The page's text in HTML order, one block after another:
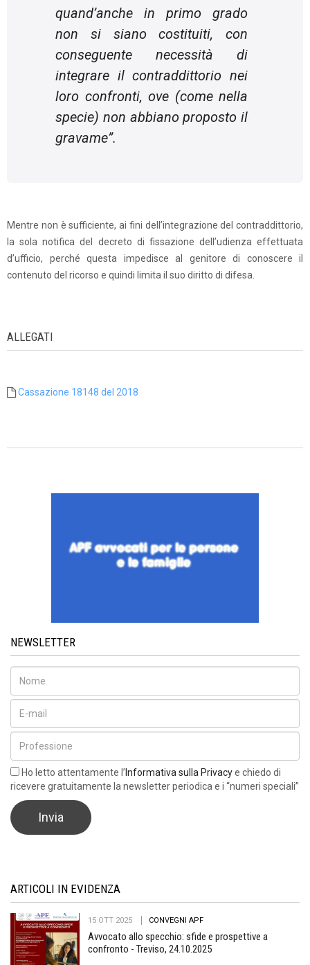
quand’anche in primo grado
non si siano costituiti, con
conseguente necessità di
integrare il contraddittorio nei
loro confronti, ove (come nella
specie) non abbiano proposto il
gravame”.
Mentre non è sufficiente, ai fini dell’integrazione del contraddittorio,
la sola notifica del decreto di fissazione dell’udienza effettuata
d’ufficio, perché questa impedisce al genitore di conoscere il
contenuto del ricorso e quindi limita il suo diritto di difesa.
ALLEGATI
Cassazione 18148 del 2018
NEWSLETTER
Ho letto attentamente l’ Informativa sulla Privacye chiedo di
ricevere gratuitamente la newsletter periodica e i “numeri speciali”
ARTICOLI IN EVIDENZA
15 OTT 2025 CONVEGNI APF
Avvocato allo specchio: sfide e prospettive a
confronto - Treviso, 24.10.2025